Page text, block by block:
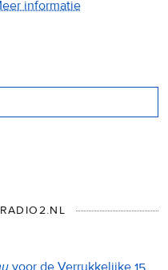
informatie